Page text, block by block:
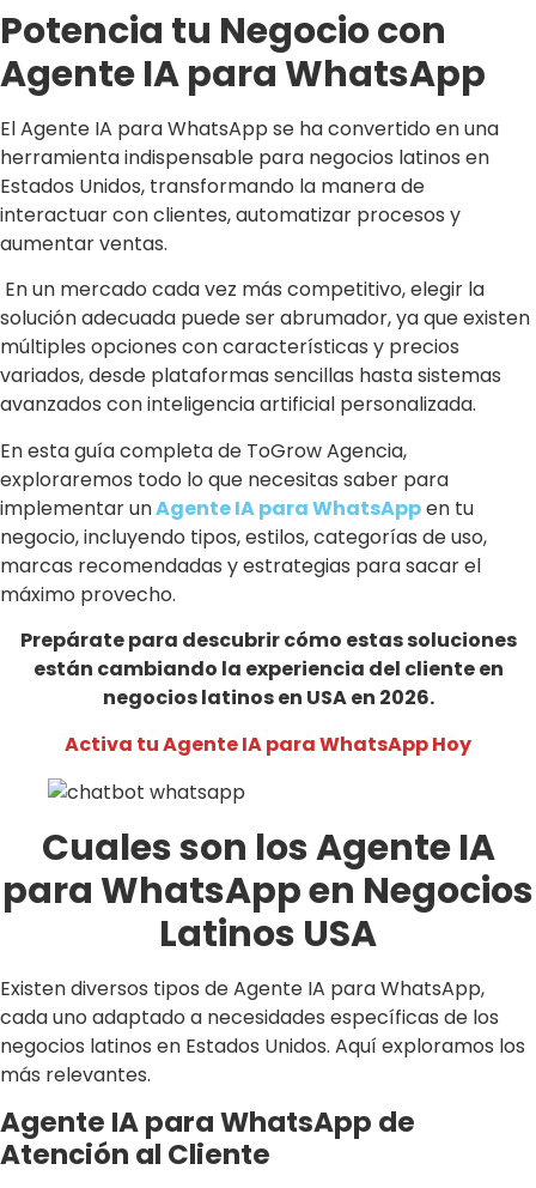
Potencia tu Negocio con
Agente IA para WhatsApp
El Agente IA para WhatsApp se ha convertido en una
herramienta indispensable para negocios latinos en
Estados Unidos, transformando la manera de
interactuar con clientes, automatizar procesos y
aumentar ventas.
En un mercado cada vez más competitivo, elegir la
solución adecuada puede ser abrumador, ya que existen
múltiples opciones con características y precios
variados, desde plataformas sencillas hasta sistemas
avanzados con inteligencia artificial personalizada.
En esta guía completa de ToGrow Agencia,
exploraremos todo lo que necesitas saber para
implementar unAgente IA para WhatsAppen tu
negocio, incluyendo tipos, estilos, categorías de uso,
marcas recomendadas y estrategias para sacar el
máximo provecho.
Prepárate para descubrir cómo estas soluciones
están cambiando la experiencia del cliente en
negocios latinos en USA en 2026.
Activa tu Agente IA para WhatsApp Hoy
Cuales son los Agente IA
para WhatsApp en Negocios
Latinos USA
Existen diversos tipos de Agente IA para WhatsApp,
cada uno adaptado a necesidades específicas de los
negocios latinos en Estados Unidos. Aquí exploramos los
más relevantes.
Agente IA para WhatsApp de
Atención al Cliente